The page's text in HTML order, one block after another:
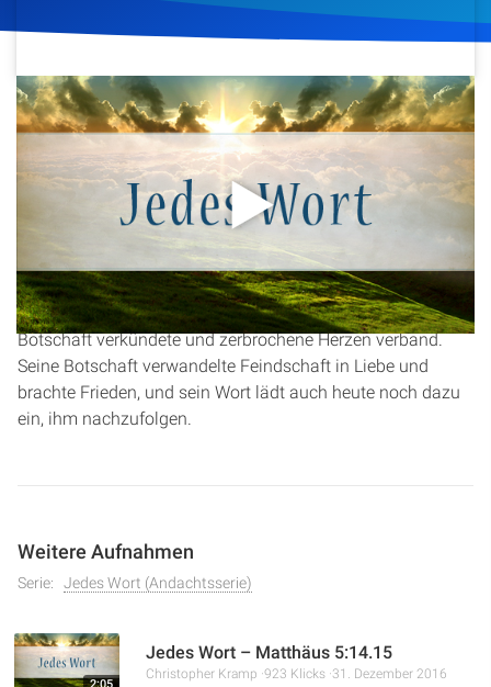
29. Januar 2016 462Klicks Download
Diese Andacht beleuchtet die Person und das Wirken Jesu
Christi als Evangelisten, der Heilung, Hoffnung und
Befreiung brachte. Basierend auf der Prophezeiung in
Jesaja 61:1 wird gezeigt, wie Jesus den Armen frohe
Botschaft verkündete und zerbrochene Herzen verband.
Seine Botschaft verwandelte Feindschaft in Liebe und
brachte Frieden, und sein Wort lädt auch heute noch dazu
ein, ihm nachzufolgen.
Weitere Aufnahmen
Serie: Jedes Wort (Andachtsserie)
Jedes Wort – Matthäus 5:14.15
Christopher Kramp 923 Klicks 31. Dezember 2016
Artikel
Podcasts
Studienzentrum
Über Uns
Kontakt
Spenden